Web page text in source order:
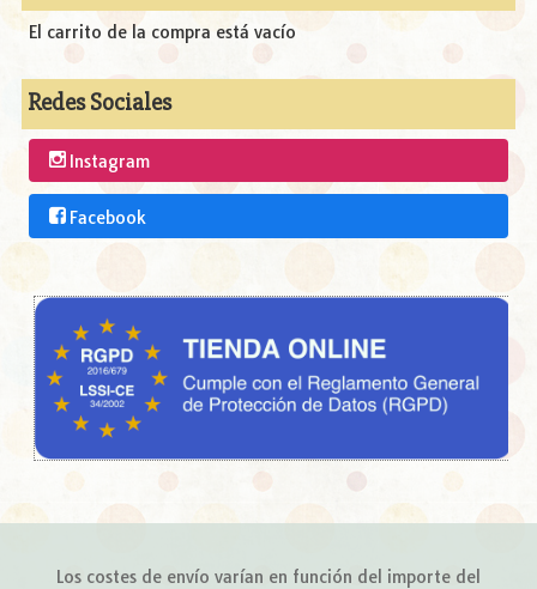
El carrito de la compra está vacío
Redes Sociales
Instagram
Facebook
Los costes de envío varían en función del importe del